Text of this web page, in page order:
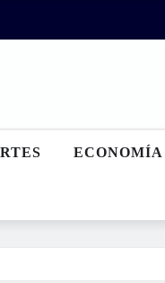
ECONOMÍA